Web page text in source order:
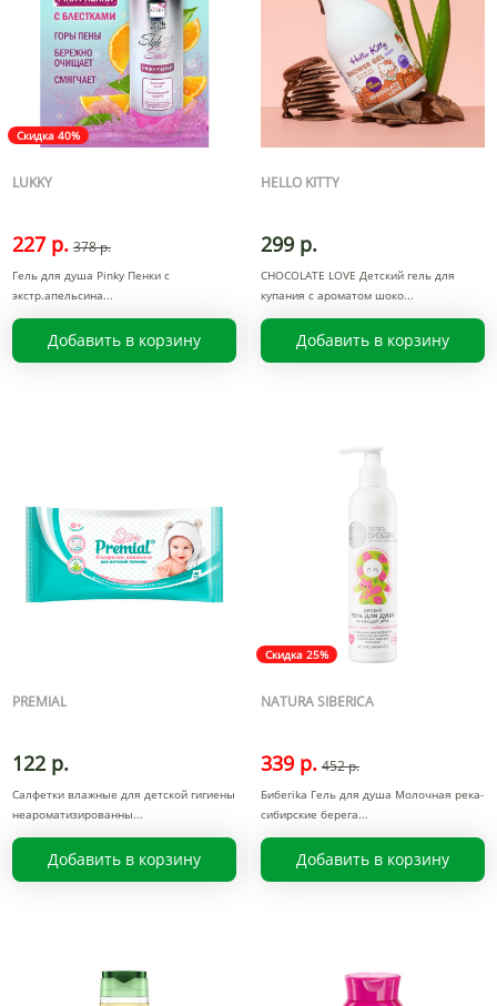
Скидка 40%
LUKKY
227 р. 378 р.
Гель для душа Pinky Пенки с
экстр.апельсина
Добавить в корзину
HELLO KITTY
299 р.
CHOCOLATE LOVE Детский гель для
купания с ароматом шоко
Добавить в корзину
PREMIAL
122 р.
Салфетки влажные для детской гигиены
неароматизированны
Добавить в корзину
Скидка 25%
NATURA SIBERICA
339 р. 452 р.
Бибerika Гель для душа Молочная река-
сибирские берега
Добавить в корзину